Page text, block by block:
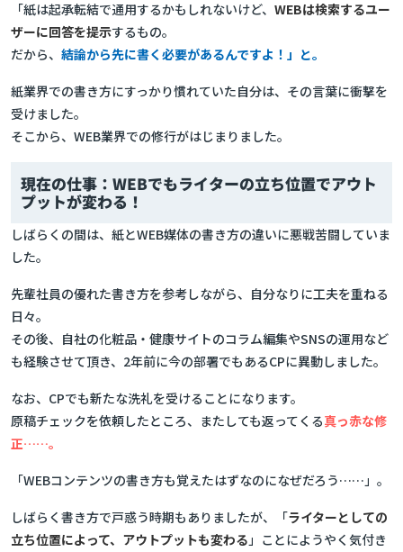
「紙は起承転結で通用するかもしれないけど、 WEBは検索するユー
ザーに回答を提示するもの。
だから、 結論から先に書く必要があるんですよ！」と。
紙業界での書き方にすっかり慣れていた自分は、その言葉に衝撃を
受けました。
そこから、WEB業界での修行がはじまりました。
現在の仕事：WEBでもライターの立ち位置でアウト
プットが変わる！
しばらくの間は、紙とWEB媒体の書き方の違いに悪戦苦闘していま
した。
先輩社員の優れた書き方を参考しながら、自分なりに工夫を重ねる
日々。
その後、自社の化粧品・健康サイトのコラム編集やSNSの運用など
も経験させて頂き、2年前に今の部署でもあるCPに異動しました。
なお、CPでも新たな洗礼を受けることになります。
原稿チェックを依頼したところ、またしても返ってくる真っ赤な修
正……。
「WEBコンテンツの書き方も覚えたはずなのになぜだろう……」。
しばらく書き方で戸惑う時期もありましたが、「ライターとしての
立ち位置によって、アウトプットも変わる」ことにようやく気付き